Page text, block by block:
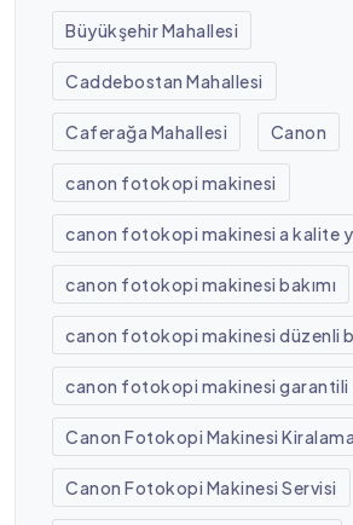
Büyükşehir Mahallesi
Caddebostan Mahallesi
Caferağa Mahallesi Canon
canon fotokopi makinesi
canon fotokopi makinesi a kalite
canon fotokopi makinesi bakımı
canon fotokopi makinesi düzenli
canon fotokopi makinesi garantili
Canon Fotokopi Makinesi Kiralama
Canon Fotokopi Makinesi Servisi